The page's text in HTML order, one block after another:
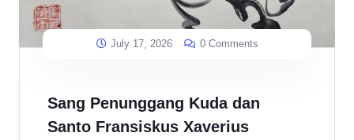
July 17, 2026 0 Comments
Sang Penunggang Kuda dan
Santo Fransiskus Xaverius